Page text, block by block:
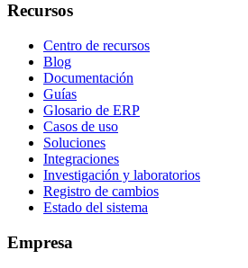
Recursos
Centro de recursos
Blog
Documentación
Guías
Glosario de ERP
Casos de uso
Soluciones
Integraciones
Investigación y laboratorios
Registro de cambios
Estado del sistema
Empresa